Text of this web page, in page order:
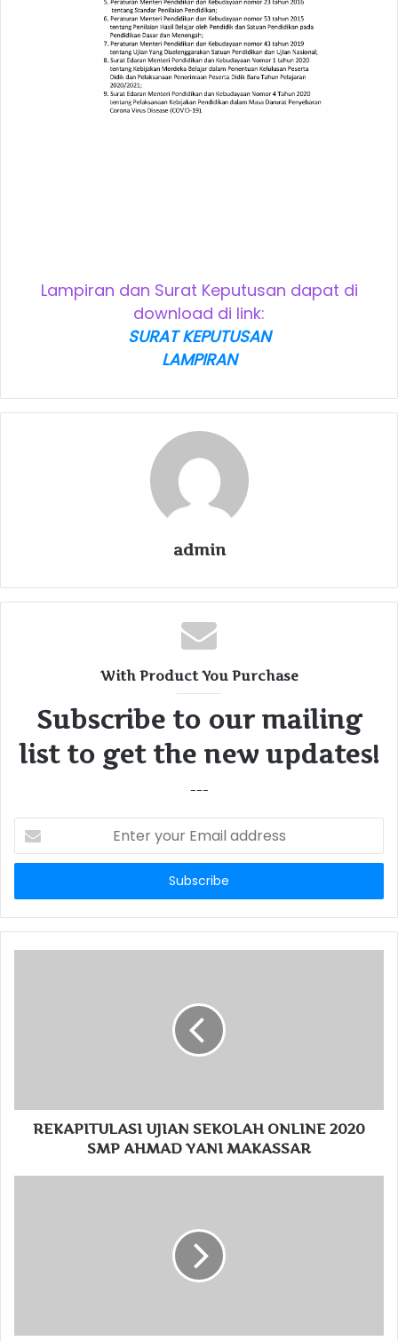
Lampiran dan Surat Keputusan dapat di
download di link:
SURAT KEPUTUSAN
LAMPIRAN
admin
With Product You Purchase
Subscribe to our mailing
list to get the new updates!
---
Enter
your
Email
REKAPITULASI UJIAN SEKOLAH ONLINE 2020
SMP AHMAD YANI MAKASSAR